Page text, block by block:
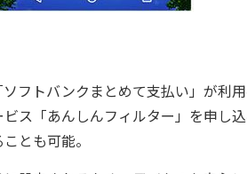
フトバンクまとめて支払い」が利
ス「あんしんフィルター」を申し
とも可能。